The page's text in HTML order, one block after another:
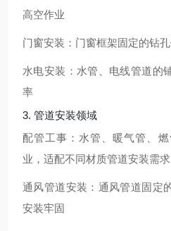
高空作业
门窗安装：门窗框架固定的钻
水电安装：水管、电线管道的
率
3. 管道安装领域
配管工事：水管、暖气管、
业，适配不同材质管道安装需求
通风管道安装：通风管道固定
安装牢固